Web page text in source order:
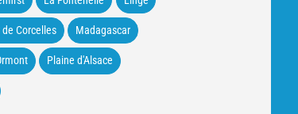
Corcelles Madagascar
Plaine d'Alsace